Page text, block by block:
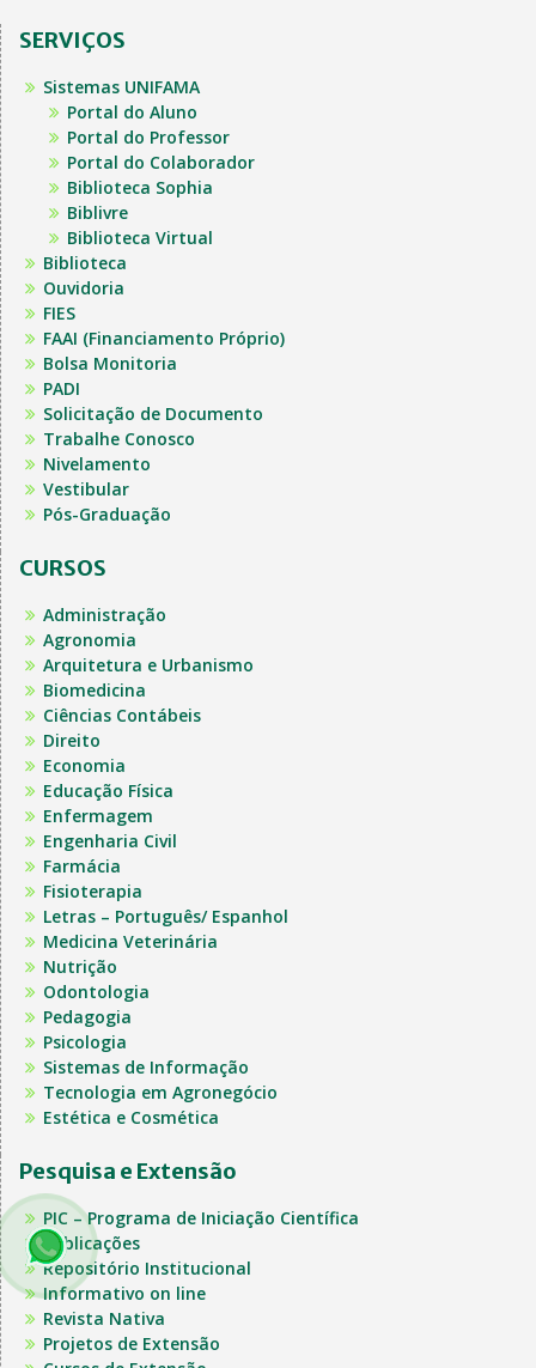
SERVIÇOS
Sistemas UNIFAMA
Portal do Aluno
Portal do Professor
Portal do Colaborador
Biblioteca Sophia
Biblivre
Biblioteca Virtual
Biblioteca
Ouvidoria
FIES
FAAI (Financiamento Próprio)
Bolsa Monitoria
PADI
Solicitação de Documento
Trabalhe Conosco
Nivelamento
Vestibular
Pós-Graduação
CURSOS
Administração
Agronomia
Arquitetura e Urbanismo
Biomedicina
Ciências Contábeis
Direito
Economia
Educação Física
Enfermagem
Engenharia Civil
Farmácia
Fisioterapia
Letras – Português/ Espanhol
Medicina Veterinária
Nutrição
Odontologia
Pedagogia
Psicologia
Sistemas de Informação
Tecnologia em Agronegócio
Estética e Cosmética
Pesquisa e Extensão
PIC – Programa de Iniciação Científica
Publicações
Repositório Institucional
Informativo on line
Revista Nativa
Projetos de Extensão